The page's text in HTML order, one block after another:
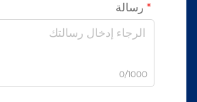
رسالة
0/1000